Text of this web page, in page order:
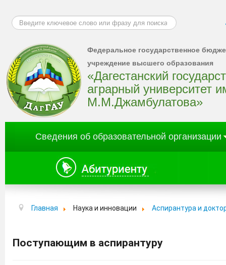
Искать...
Федеральное государственное
учреждение высшего образования
«Дагестанский
аграрный университет
М.М.Джамбулатова»
Сведения об образовательной организации
Главная Наука и инновации Аспирантура и
Поступающим в аспирантуру